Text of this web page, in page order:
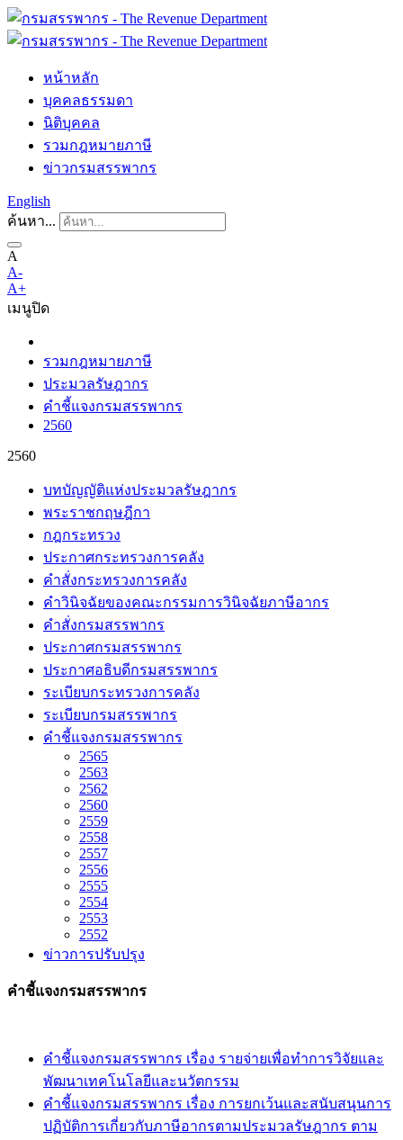
หน้าหลัก
บุคคลธรรมดา
นิติบุคคล
รวมกฎหมายภาษี
ข่าวกรมสรรพากร
English
ค้นหา...
A
A-
A+
เมนูปิด
รวมกฎหมายภาษี
ประมวลรัษฎากร
คำชี้แจงกรมสรรพากร
2560
2560
บทบัญญัติแห่งประมวลรัษฎากร
พระราชกฤษฎีกา
กฎกระทรวง
ประกาศกระทรวงการคลัง
คำสั่งกระทรวงการคลัง
คำวินิจฉัยของคณะกรรมการวินิจฉัยภาษีอากร
คำสั่งกรมสรรพากร
ประกาศกรมสรรพากร
ประกาศอธิบดีกรมสรรพากร
ระเบียบกระทรวงการคลัง
ระเบียบกรมสรรพากร
คำชี้แจงกรมสรรพากร
2565
2563
2562
2560
2559
2558
2557
2556
2555
2554
2553
2552
ข่าวการปรับปรุง
คำชี้แจงกรมสรรพากร
คำชี้แจงกรมสรรพากร เรื่อง รายจ่ายเพื่อทำการวิจัยและ
พัฒนาเทคโนโลยีและนวัตกรรม
คำชี้แจงกรมสรรพากร เรื่อง การยกเว้นและสนับสนุนการ
ปฏิบัติการเกี่ยวกับภาษีอากรตามประมวลรัษฎากร ตาม